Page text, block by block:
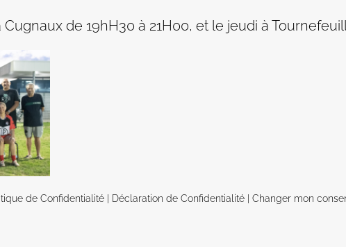
de 19hH30 à 21H00, et le jeudi à
de Confidentialité Déclaration de Confidentialité |Changer mon